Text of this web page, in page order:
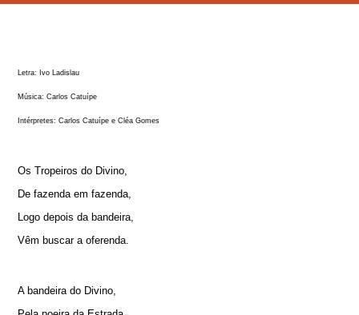
Letra: Ivo Ladislau
Música: Carlos Catuípe
Intérpretes: Carlos Catuípe e Cléa Gomes
Os Tropeiros do Divino,
De fazenda em fazenda,
Logo depois da bandeira,
Vêm buscar a oferenda.
A bandeira do Divino,